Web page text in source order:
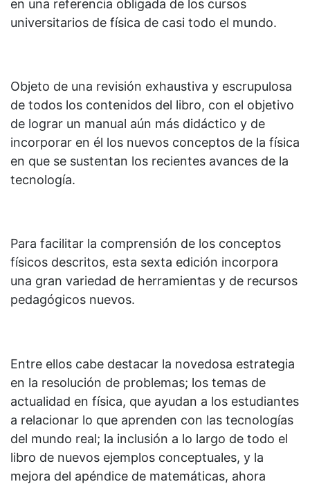
en una referencia obligada de los cursos
universitarios de física de casi todo el mundo.
Objeto de una revisión exhaustiva y escrupulosa
de todos los contenidos del libro, con el objetivo
de lograr un manual aún más didáctico y de
incorporar en él los nuevos conceptos de la física
en que se sustentan los recientes avances de la
tecnología.
Para facilitar la comprensión de los conceptos
físicos descritos, esta sexta edición incorpora
una gran variedad de herramientas y de recursos
pedagógicos nuevos.
Entre ellos cabe destacar la novedosa estrategia
en la resolución de problemas; los temas de
actualidad en física, que ayudan a los estudiantes
a relacionar lo que aprenden con las tecnologías
del mundo real; la inclusión a lo largo de todo el
libro de nuevos ejemplos conceptuales, y la
mejora del apéndice de matemáticas, ahora